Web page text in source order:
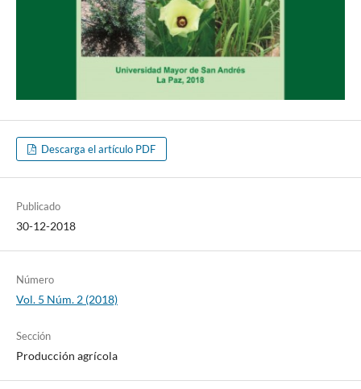
Descarga el artículo PDF
Publicado
30-12-2018
Número
Vol. 5 Núm. 2 (2018)
Sección
Producción agrícola